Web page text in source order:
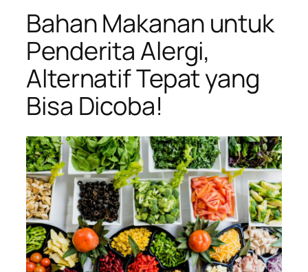
Bahan Makanan untuk
Penderita Alergi,
Alternatif Tepat yang
Bisa Dicoba!